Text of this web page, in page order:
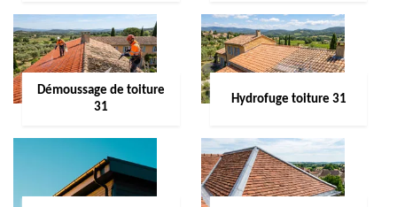
Démoussage de toiture
31
Hydrofuge toiture 31